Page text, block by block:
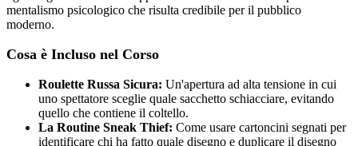
mentalismo psicologico che risulta credibile per il pubblico
moderno.
Cosa è Incluso nel Corso
Roulette Russa Sicura: Un'apertura ad alta tensione in cui
uno spettatore sceglie quale sacchetto schiacciare, evitando
quello che contiene il coltello.
La Routine Sneak Thief: Come usare cartoncini segnati per
identificare chi ha fatto quale disegno e duplicare il disegno